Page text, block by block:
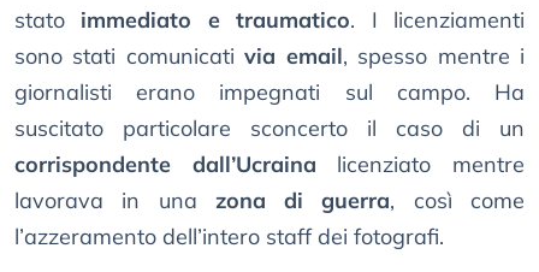
stato immediato e traumatico. I licenziamenti
sono stati comunicativia email, spesso mentre i
giornalisti erano impegnati sul campo. Ha
suscitato particolare sconcerto il caso di un
corrispondente dall’Ucraina licenziato mentre
lavorava in una zona di guerra, così come
l’azzeramento dell’intero staff dei fotografi.